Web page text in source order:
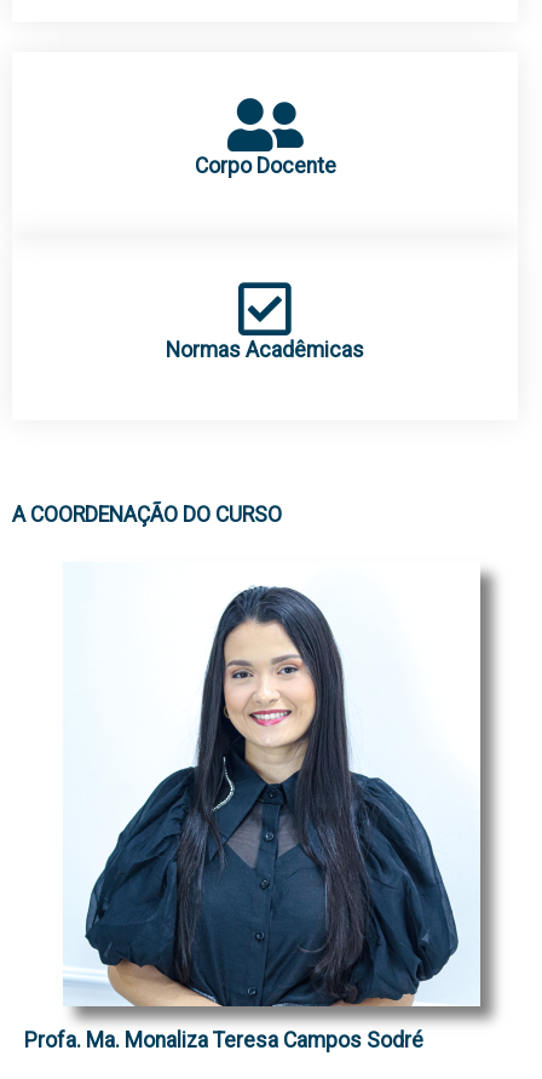
Corpo Docente
Normas Acadêmicas
A COORDENAÇÃO DO CURSO
Profa. Ma. Monaliza Teresa Campos Sodré